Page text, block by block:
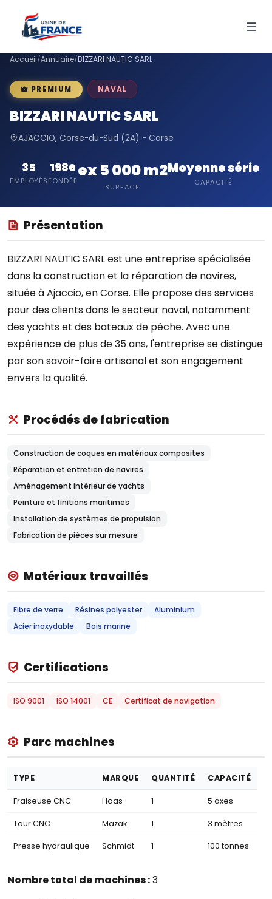
Accueil/Annuaire/BIZZARI NAUTIC SARL
PREMIUM NAVAL
BIZZARI NAUTIC SARL
AJACCIO, Corse-du-Sud (2A) - Corse
35
EMPLOYÉS
1986
FONDÉE
ex 5 000 m2
SURFACE
Moyenne série
CAPACITÉ
Présentation
BIZZARI NAUTIC SARL est une entreprise spécialisée
dans la construction et la réparation de navires,
située à Ajaccio, en Corse. Elle propose des services
pour des clients dans le secteur naval, notamment
des yachts et des bateaux de pêche. Avec une
expérience de plus de 35 ans, l'entreprise se distingue
par son savoir-faire artisanal et son engagement
envers la qualité.
Procédés de fabrication
Construction de coques en matériaux composites
Réparation et entretien de navires
Aménagement intérieur de yachts
Peinture et finitions maritimes
Installation de systèmes de propulsion
Fabrication de pièces sur mesure
Matériaux travaillés
Fibre de verre Résines polyester
Aluminium
Acier inoxydable
Bois marine
Certifications
ISO 9001 ISO 14001 CE Certificat de navigation
Parc machines
TYPE MARQUE QUANTITÉ CAPACITÉ
Fraiseuse CNC Haas 1 5 axes
Tour CNC Mazak 1 3 mètres
Presse hydraulique Schmidt 1 100 tonnes
Nombre total de machines :3